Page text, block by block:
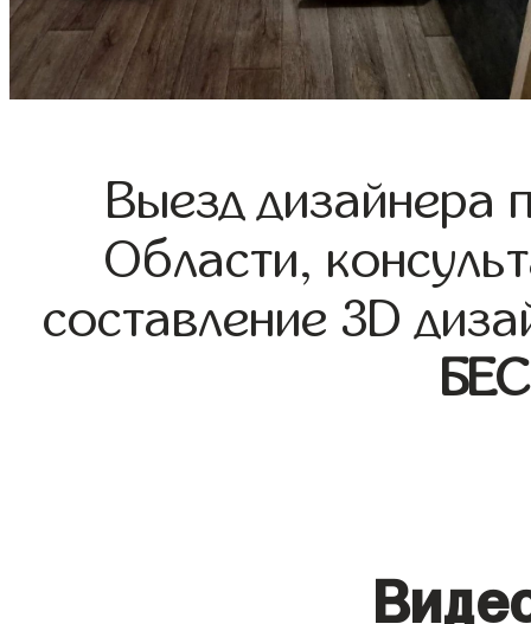
Выезд дизайнера
Области,
составление 3D